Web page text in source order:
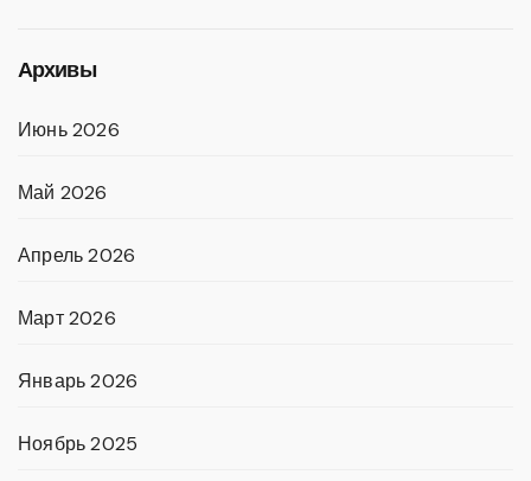
Архивы
Июнь 2026
Май 2026
Апрель 2026
Март 2026
Январь 2026
Ноябрь 2025